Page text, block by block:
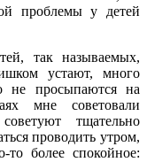
проблемы у детей
так называемых,
устают, много
не просыпаются на
мне советовали
тщательно
проводить утром,
то более спокойное: